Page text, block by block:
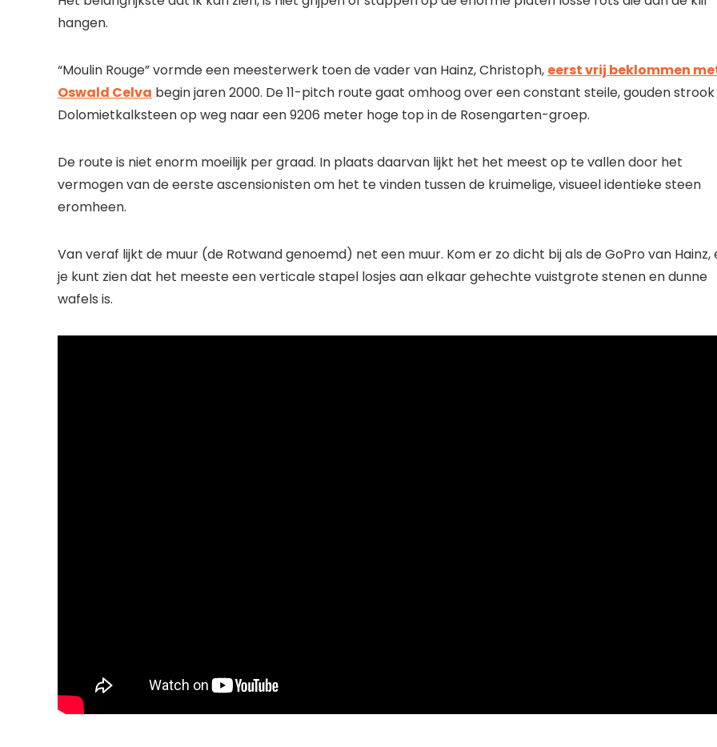
hangen.
“Moulin Rouge” vormde een meesterwerk toen de vader van Hainz, Christoph, eerst vrij beklommen
Oswald Celva begin jaren 2000. De 11-pitch route gaat omhoog over een constant steile, gouden strook
Dolomietkalksteen op weg naar een 9206 meter hoge top in de Rosengarten-groep.
De route is niet enorm moeilijk per graad. In plaats daarvan lijkt het het meest op te vallen door het
vermogen van de eerste ascensionisten om het te vinden tussen de kruimelige, visueel identieke steen
eromheen.
Van veraf lijkt de muur (de Rotwand genoemd) net een muur. Kom er zo dicht bij als de GoPro van Hainz,
je kunt zien dat het meeste een verticale stapel losjes aan elkaar gehechte vuistgrote stenen en dunne
wafels is.